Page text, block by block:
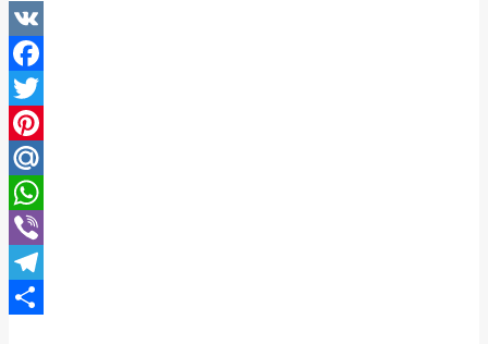
VK
Facebook
Twitter
Pinterest
Mail.Ru
WhatsApp
Viber
Telegram